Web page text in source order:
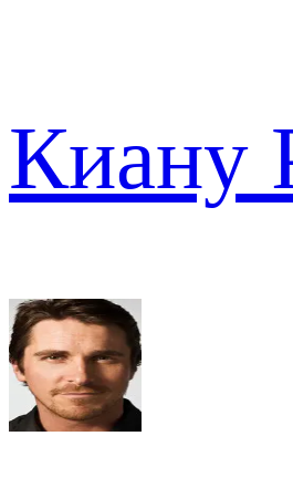
Киану